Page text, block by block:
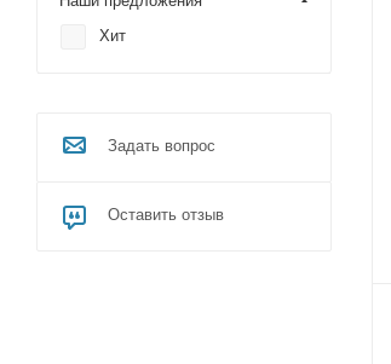
Хит
Задать вопрос
Оставить отзыв